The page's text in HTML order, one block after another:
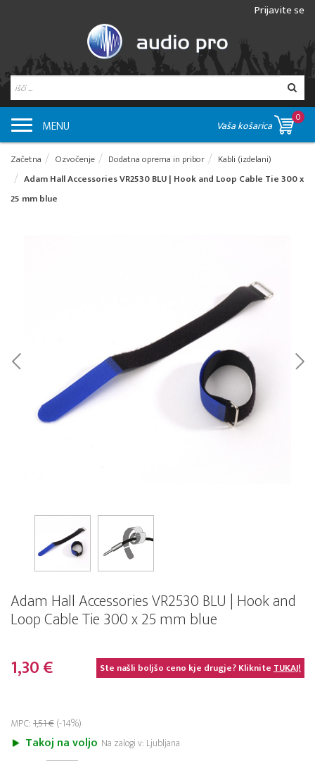
Prijavite se
MENU Vaša košarica
0
Začetna Ozvočenje Dodatna oprema in pribor
Kabli (izdelani)
Adam Hall Accessories VR2530 BLU | Hook and Loop Cable Tie 300 x
25 mm blue
Adam Hall Accessories VR2530 BLU | Hook and
Loop Cable Tie 300 x 25 mm blue
1,30 € Ste našli boljšo ceno kje drugje? KlikniteTUKAJ!
MPC:1,51 €(-14%)
Takoj na voljo Na zalogi v: Ljubljana